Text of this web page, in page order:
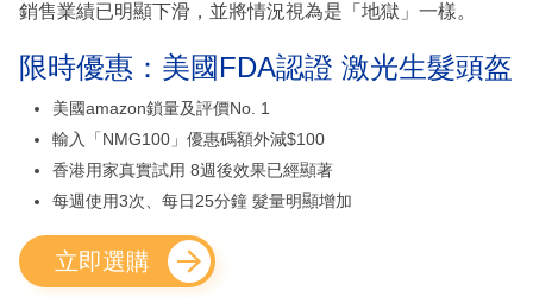
銷售業績已明顯下滑，並將情況視為是「地獄」一樣。
限時優惠：美國FDA認證 激光生髮頭盔
美國amazon鎖量及評價No. 1
輸入「NMG100」優惠碼額外減$100
香港用家真實試用 8週後效果已經顯著
每週使用3次、每日25分鐘 髮量明顯增加
立即選購